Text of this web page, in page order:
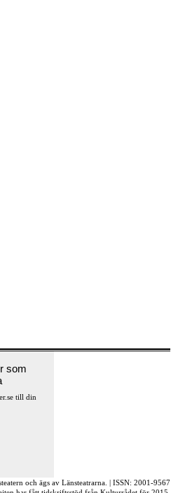
som
till din
och ägs av Länsteatrarna. | ISSN: 2001-9567